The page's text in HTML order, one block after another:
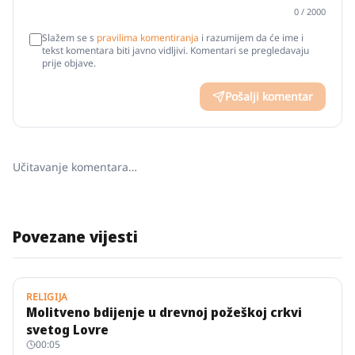
0 / 2000
Slažem se s pravilima komentiranja i razumijem da će ime i
tekst komentara biti javno vidljivi. Komentari se pregledavaju
prije objave.
Pošalji komentar
Učitavanje komentara…
Povezane vijesti
RELIGIJA
Molitveno bdijenje u drevnoj požeškoj crkvi
svetog Lovre
00:05